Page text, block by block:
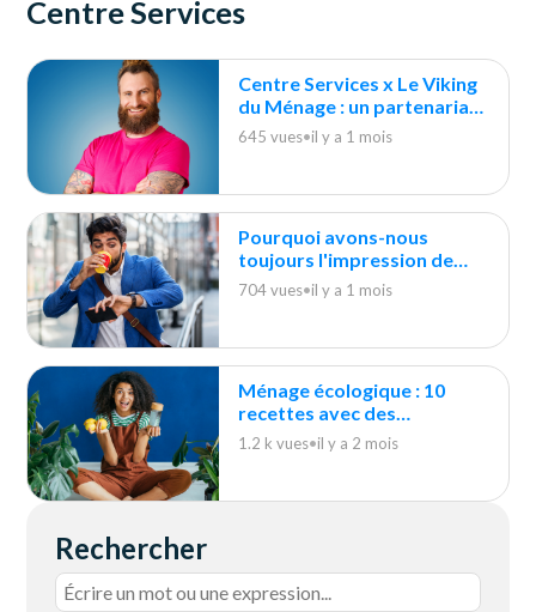
Centre Services
Centre Services x Le Viking
du Ménage : un partenariat
durable
645 vues•il y a 1 mois
Pourquoi avons-nous
toujours l'impression de
courir après le ménage ?
704 vues•il y a 1 mois
Ménage écologique : 10
recettes avec des
indispensables du quotidien
1.2 k vues•il y a 2 mois
Rechercher